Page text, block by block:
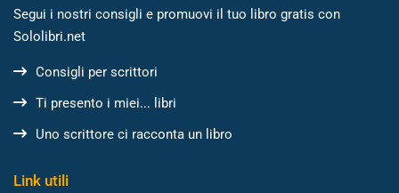
Segui i nostri consigli e promuovi il tuo libro gratis con
Sololibri.net
Consigli per scrittori
Ti presento i miei... libri
Uno scrittore ci racconta un libro
Link utili